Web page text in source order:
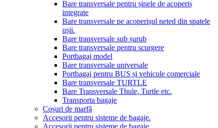
Bare transversale pentru șinele de acoperiș
integrate
Bare transversale pe acoperișul neted din spatele
ușii.
Bare transversale sub șurub
Bare transversale pentru scurgere
Portbagaj model
Bare transversale universale
Portbagaj pentru BUS și vehicule comerciale
Bare transversale TURTLE
Bare Transversale Thule, Turtle etc.
Transporta bagaje
Coșuri de marfă
Accesorii pentru sisteme de bagaje.
Accesorii pentru sisteme de bagaje